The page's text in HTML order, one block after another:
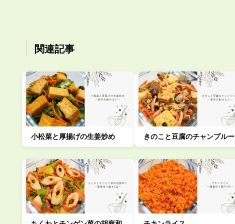
関連記事
小松菜と厚揚げの生姜炒め きのこと豆腐のチャンプルー